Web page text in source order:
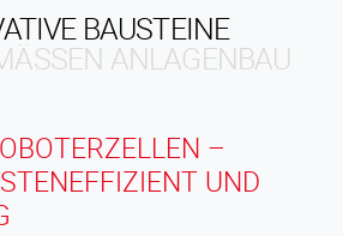
BAUSTEINE
ANLAGENBAU
–
UND